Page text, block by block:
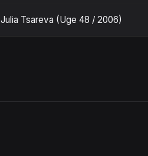
Julia Tsareva (Uge 48 / 2006)